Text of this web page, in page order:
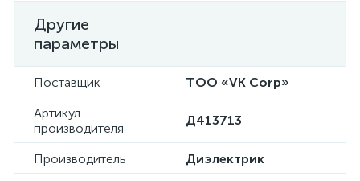
Другие
параметры
Поставщик
ТОО «VK Corp»
Артикул
производителя
Д413713
Производитель
Диэлектрик